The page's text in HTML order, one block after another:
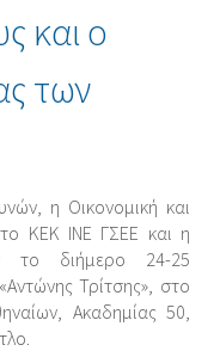
και ο
των
η Οικονομική και
ΚΕΚ ΙΝΕ ΓΣΕΕ και η
το διήμερο 24-25
Τρίτσης», στο
Ακαδημίας 50,